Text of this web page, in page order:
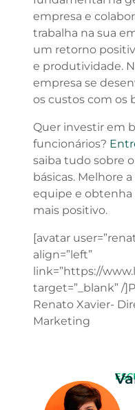
empresa e
trabalha na sua
um retorno
e produtividade.
empresa se
os custos com os
Quer investir em
funcionários?
saiba tudo sobre
básicas. Melhore
equipe e obtenha
mais positivo.
[avatar
align=”left”
link=”https://
target=”_blank” /
Renato Xavier-
Marketing